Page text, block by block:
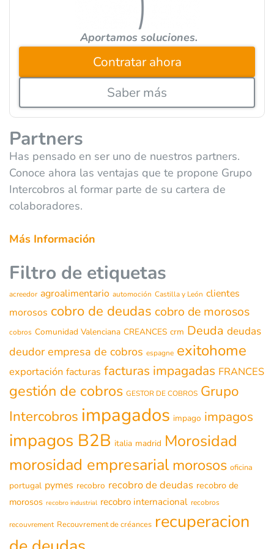
Aportamos soluciones.
Contratar ahora
Saber más
Partners
Has pensado en ser uno de nuestros partners.
Conoce ahora las ventajas que te propone Grupo
Intercobros al formar parte de su cartera de
colaboradores.
Más Información
Filtro de etiquetas
acreedor agroalimentario automoción Castilla y León clientes
morosos cobro de deudas cobro de morosos
cobros Comunidad Valenciana CREANCES crm Deuda deudas
deudor empresa de cobros espagne exitohome
exportación facturas facturas impagadas FRANCES
gestión de cobros GESTOR DE COBROS Grupo
Intercobros impagados impago impagos
impagos B2B italia madrid Morosidad
morosidad empresarialmorosos oficina
portugal pymes recobro recobro de deudas recobro de
morosos recobro industrial recobro internacional recobros
recouvrement Recouvrement de créances recuperacion